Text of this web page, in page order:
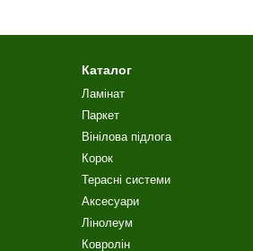
Каталог
Ламінат
Паркет
Вінілова пiдлога
Корок
Терасні системи
Аксесуари
Лінолеум
Ковролін